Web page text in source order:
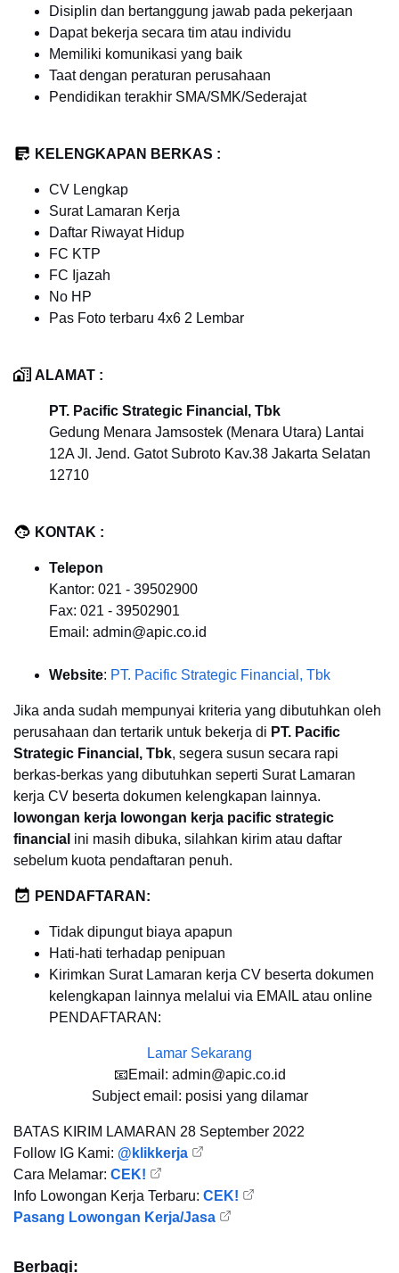
Disiplin dan bertanggung jawab pada pekerjaan
Dapat bekerja secara tim atau individu
Memiliki komunikasi yang baik
Taat dengan peraturan perusahaan
Pendidikan terakhir SMA/SMK/Sederajat
KELENGKAPAN BERKAS :
CV Lengkap
Surat Lamaran Kerja
Daftar Riwayat Hidup
FC KTP
FC Ijazah
No HP
Pas Foto terbaru 4x6 2 Lembar
ALAMAT :
PT. Pacific Strategic Financial, Tbk
Gedung Menara Jamsostek (Menara Utara) Lantai
12A Jl. Jend. Gatot Subroto Kav.38 Jakarta Selatan
12710
KONTAK :
Telepon
Kantor: 021 - 39502900
Fax: 021 - 39502901
Email: admin@apic.co.id
Website: PT. Pacific Strategic Financial, Tbk
Jika anda sudah mempunyai kriteria yang dibutuhkan oleh
perusahaan dan tertarik untuk bekerja di PT. Pacific
Strategic Financial, Tbk, segera susun secara rapi
berkas-berkas yang dibutuhkan seperti Surat Lamaran
kerja CV beserta dokumen kelengkapan lainnya.
lowongan kerja lowongan kerja pacific strategic
financial ini masih dibuka, silahkan kirim atau daftar
sebelum kuota pendaftaran penuh.
PENDAFTARAN:
Tidak dipungut biaya apapun
Hati-hati terhadap penipuan
Kirimkan Surat Lamaran kerja CV beserta dokumen
kelengkapan lainnya melalui via EMAIL atau online
PENDAFTARAN:
Lamar Sekarang
📧Email: admin@apic.co.id
Subject email: posisi yang dilamar
BATAS KIRIM LAMARAN 28 September 2022
Follow IG Kami: @klikkerja
Cara Melamar: CEK!
Info Lowongan Kerja Terbaru: CEK!
Pasang Lowongan Kerja/Jasa
Berbagi: